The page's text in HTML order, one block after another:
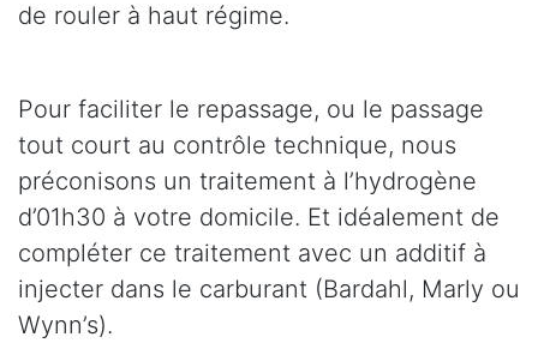
de rouler à haut régime.
Pour faciliter le repassage, ou le passage
tout court au contrôle technique, nous
préconisons un traitement à l’hydrogène
d’01h30 à votre domicile. Et idéalement de
compléter ce traitement avec un additif à
injecter dans le carburant (Bardahl, Marly ou
Wynn’s).